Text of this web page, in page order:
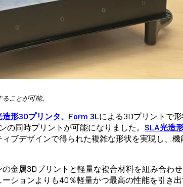
ことが可能。
造形3Dプリンタ、Form 3Lによる3Dプリントで
同時プリントが可能になりました。 SLA光造
ブデザインで得られた複雑な形状を実現し、機
金属3Dプリントと軽量な複合材料を組み合わ
ションよりも40％軽量かつ最高の性能を引き